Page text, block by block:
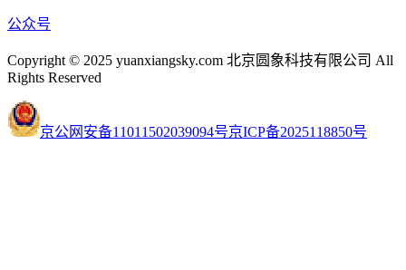
公众号
Copyright © 2025 yuanxiangsky.com 北京圆象科技有限公司 All
Rights Reserved
京公网安备11011502039094号京ICP备2025118850号